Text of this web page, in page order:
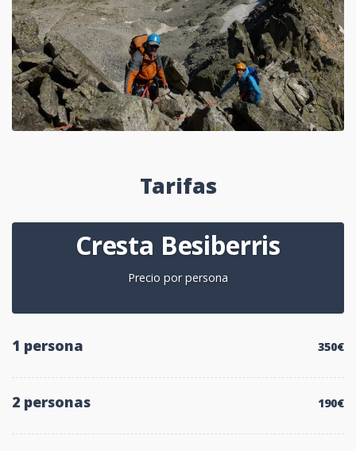
Tarifas
Cresta Besiberris
Precio por persona
1 persona 350€
2 personas 190€